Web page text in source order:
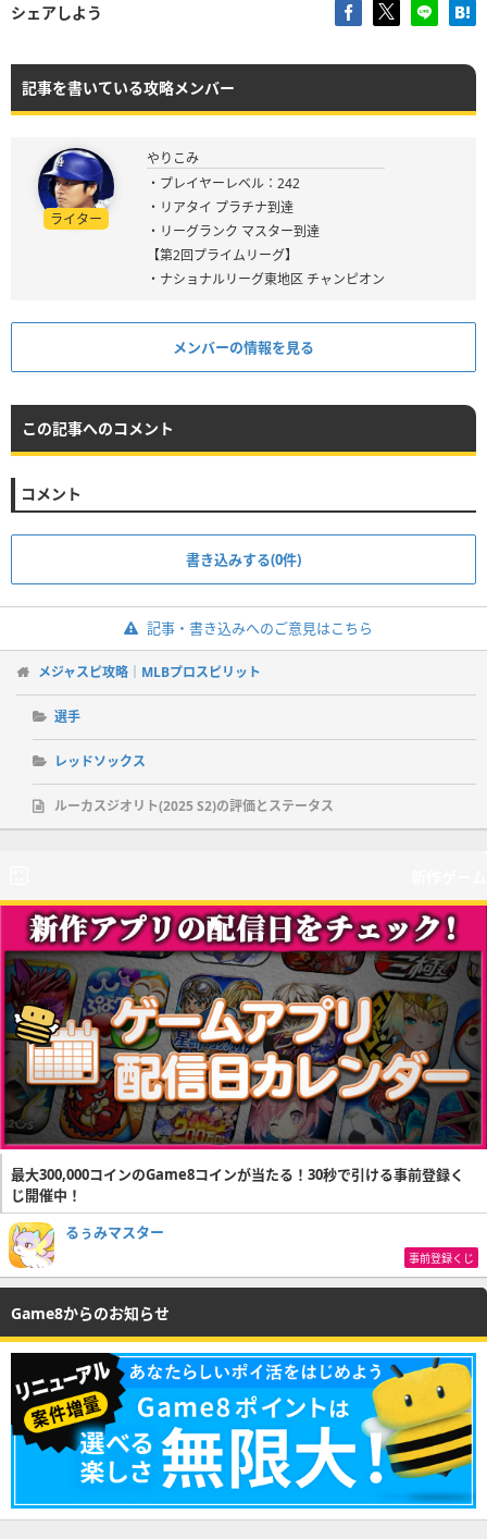
シェアしよう
記事を書いている攻略メンバー
ライター
やりこみ
・プレイヤーレベル：242
・リアタイ プラチナ到達
・リーグランク マスター到達
【第2回プライムリーグ】
・ナショナルリーグ東地区 チャンピオン
メンバーの情報を見る
この記事へのコメント
コメント
書き込みする(0件)
記事・書き込みへのご意見はこちら
メジャスピ攻略｜MLBプロスピリット
選手
レッドソックス
ルーカスジオリト(2025 S2)の評価とステータス
最大300,000コインのGame8コインが当たる！30秒で引ける事前登録く
じ開催中！
るぅみマスター
事前登録くじ
Game8からのお知らせ